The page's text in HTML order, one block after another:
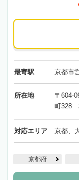
最寄駅 京都市
所在地
〒604-
町328
対応エリア 京都、
京都府